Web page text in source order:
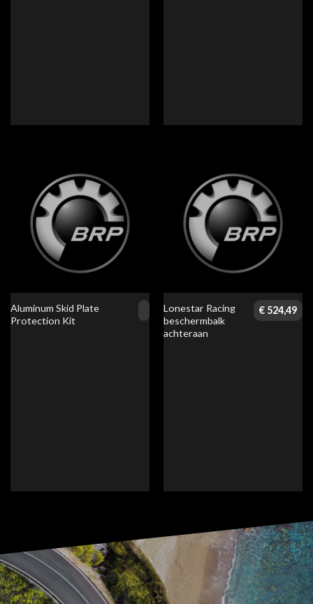
Aluminum Skid Plate
Protection Kit
Lonestar Racing
beschermbalk
achteraan
€ 524,49